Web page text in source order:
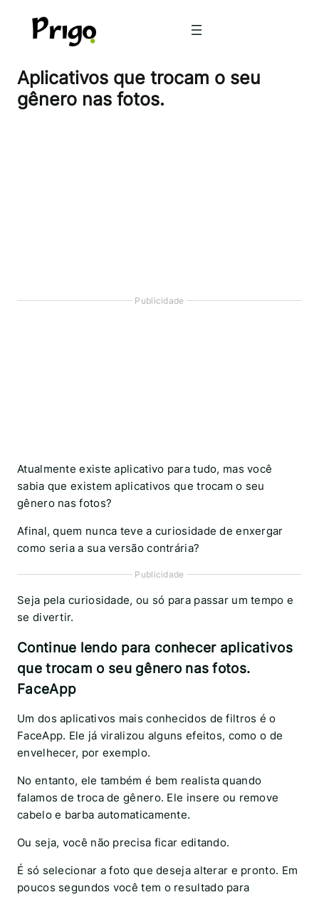
Aplicativos que trocam o seu
gênero nas fotos.
Publicidade
Atualmente existe aplicativo para tudo, mas você
sabia que existem aplicativos que trocam o seu
gênero nas fotos?
Afinal, quem nunca teve a curiosidade de enxergar
como seria a sua versão contrária?
Publicidade
Seja pela curiosidade, ou só para passar um tempo e
se divertir.
Continue lendo para conhecer aplicativos
que trocam o seu gênero nas fotos.
FaceApp
Um dos aplicativos mais conhecidos de filtros é o
FaceApp. Ele já viralizou alguns efeitos, como o de
envelhecer, por exemplo.
No entanto, ele também é bem realista quando
falamos de troca de gênero. Ele insere ou remove
cabelo e barba automaticamente.
Ou seja, você não precisa ficar editando.
É só selecionar a foto que deseja alterar e pronto. Em
poucos segundos você tem o resultado para